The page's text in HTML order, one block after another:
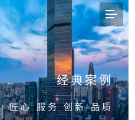
经典案例
匠心 服务 创新 品质